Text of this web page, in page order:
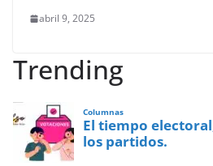
abril 9, 2025
Trending